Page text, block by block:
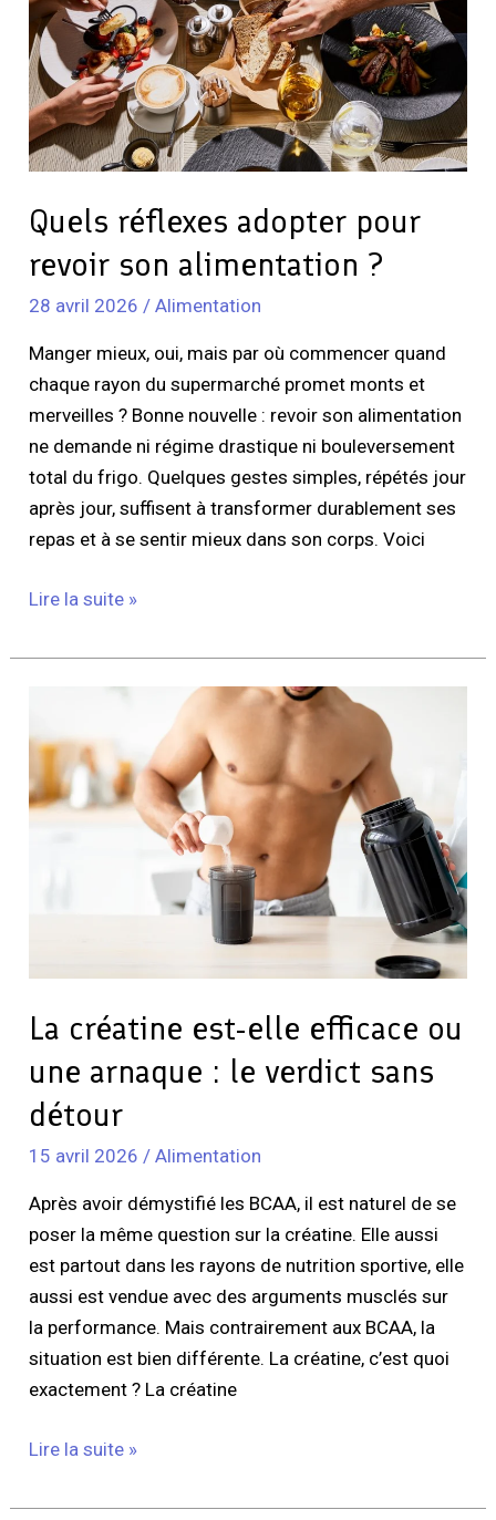
Quels réflexes adopter pour
revoir son alimentation ?
28 avril 2026/Alimentation
Manger mieux, oui, mais par où commencer quand
chaque rayon du supermarché promet monts et
merveilles ? Bonne nouvelle : revoir son alimentation
ne demande ni régime drastique ni bouleversement
total du frigo. Quelques gestes simples, répétés jour
après jour, suffisent à transformer durablement ses
repas et à se sentir mieux dans son corps. Voici
revoir
son
alimentation
?
Lire la suite »
La créatine est-elle efficace ou
une arnaque : le verdict sans
détour
15 avril 2026/Alimentation
Après avoir démystifié les BCAA, il est naturel de se
poser la même question sur la créatine. Elle aussi
est partout dans les rayons de nutrition sportive, elle
aussi est vendue avec des arguments musclés sur
la performance. Mais contrairement aux BCAA, la
situation est bien différente. La créatine, c’est quoi
exactement ? La créatine
créatine
elle
le
verdict
sans
détour
Lire la suite »